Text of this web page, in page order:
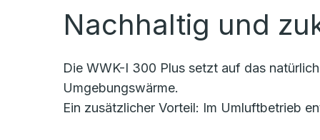
Nachhaltig und
Die WWK-I 300 Plus setzt auf das
Umgebungswärme.
Ein zusätzlicher Vorteil: Im Umluftbetrieb